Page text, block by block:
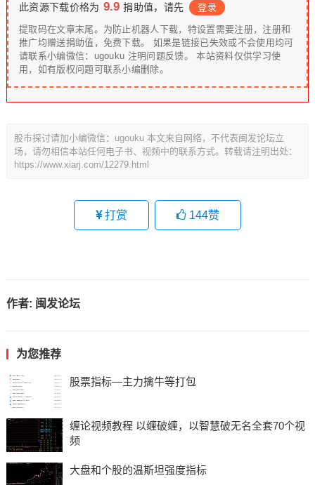
此资源下载价格为 9.9 捐助值，请先 登录
提取码在文章末尾。为防止机器人下载，特设置需要注册，注册和
推广均赠送捐助值，免费下载。 如果是链接已失效或不会使用均可
请联系小编微信：ugouku 注明问题反馈。 本站资料仅供学习使
用，如有版权问题可联系小编删除。
股市探讨请加小编微信：ugouku 本文来自网络，不代表闽发论坛立
场，请勿相信本站任何电子书、视频中的联系方式。转载请注明出处：
https://www.xiarj.com/12279.html
打赏 144赞
作者: 闽发论坛
为您推荐
股票指标—主力擒牛等打包
缠论视频教程 以缠破缠，以智慧破无名全套70个视
频
大盘和个股的温斯坦强度指标